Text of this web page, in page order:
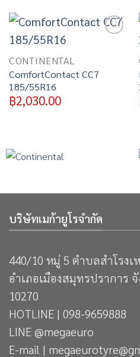
CONTINENTAL
ComfortContact CC7
185/55R16
฿2,030.00
บริษัทเมก้ายูโรจำกัด
440/10 หมู่ 5 ตำบลสำโรงเ
อำเภอเมืองสมุทรปราการ
10270
HOTLINE | 098-9659888
LINE @megaeuro
E-mail |